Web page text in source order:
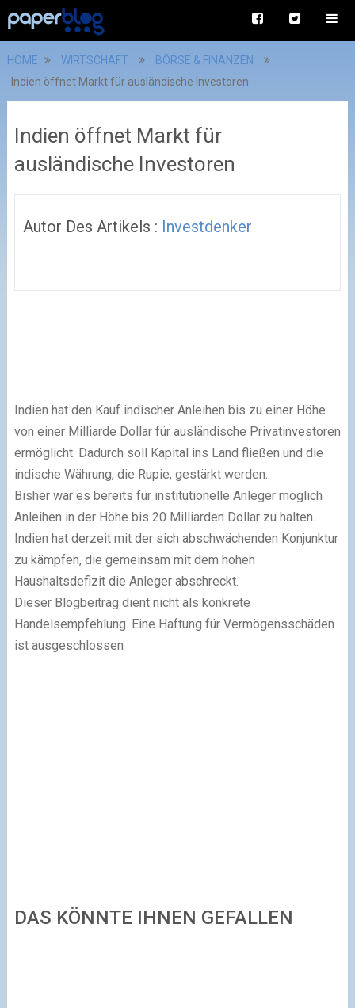
HOME WIRTSCHAFT
BÖRSE & FINANZEN
Indien öffnet Markt für ausländische Investoren
Indien öffnet Markt für
ausländische Investoren
Autor Des Artikels : Investdenker
Indien hat den Kauf indischer Anleihen bis zu einer Höhe
von einer Milliarde Dollar für ausländische Privatinvestoren
ermöglicht. Dadurch soll Kapital ins Land fließen und die
indische Währung, die Rupie, gestärkt werden.
Bisher war es bereits für institutionelle Anleger möglich
Anleihen in der Höhe bis 20 Milliarden Dollar zu halten.
Indien hat derzeit mit der sich abschwächenden Konjunktur
zu kämpfen, die gemeinsam mit dem hohen
Haushaltsdefizit die Anleger abschreckt.
Dieser Blogbeitrag dient nicht als konkrete
Handelsempfehlung. Eine Haftung für Vermögensschäden
ist ausgeschlossen
DAS KÖNNTE IHNEN GEFALLEN